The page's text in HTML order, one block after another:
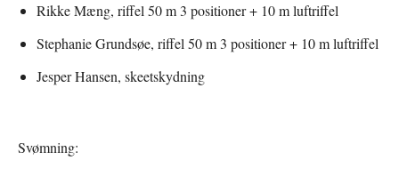
Rikke Mæng, riffel 50 m 3 positioner + 10 m luftriffel
Stephanie Grundsøe, riffel 50 m 3 positioner + 10 m luftriffel
Jesper Hansen, skeetskydning
Svømning: